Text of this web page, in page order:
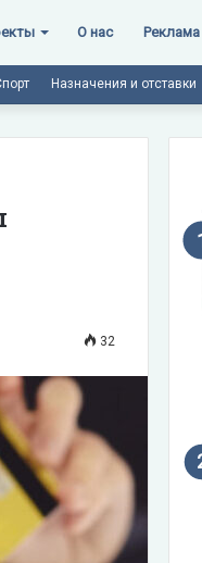
О нас Реклама
Назначения и отставки
32